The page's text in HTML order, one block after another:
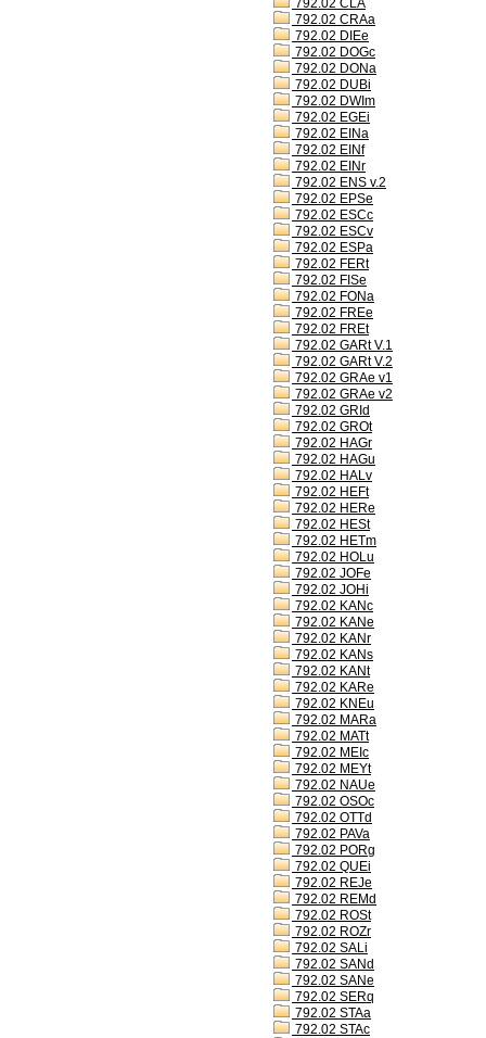
792.02 CLA
792.02 CRAa
792.02 DIEe
792.02 DOGc
792.02 DONa
792.02 DUBi
792.02 DWIm
792.02 EGEi
792.02 EINa
792.02 EINf
792.02 EINr
792.02 ENS v.2
792.02 EPSe
792.02 ESCc
792.02 ESCv
792.02 ESPa
792.02 FERt
792.02 FISe
792.02 FONa
792.02 FREe
792.02 FREt
792.02 GARt V.1
792.02 GARt V.2
792.02 GRAe v1
792.02 GRAe v2
792.02 GRId
792.02 GROt
792.02 HAGr
792.02 HAGu
792.02 HALv
792.02 HEFt
792.02 HERe
792.02 HESt
792.02 HETm
792.02 HOLu
792.02 JOFe
792.02 JOHi
792.02 KANc
792.02 KANe
792.02 KANr
792.02 KANs
792.02 KANt
792.02 KARe
792.02 KNEu
792.02 MARa
792.02 MATt
792.02 MEIc
792.02 MEYt
792.02 NAUe
792.02 OSOc
792.02 OTTd
792.02 PAVa
792.02 PORg
792.02 QUEi
792.02 REJe
792.02 REMd
792.02 ROSt
792.02 ROZr
792.02 SALi
792.02 SANd
792.02 SANe
792.02 SERq
792.02 STAa
792.02 STAc